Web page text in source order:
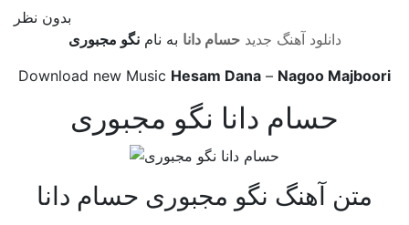
بدون نظر
دانلود آهنگ جدید حسام دانا به نامنگو مجبوری
Download new Music Hesam Dana – Nagoo Majboori
حسام دانا نگو مجبوری
متن آهنگ نگو مجبوری حسام دانا